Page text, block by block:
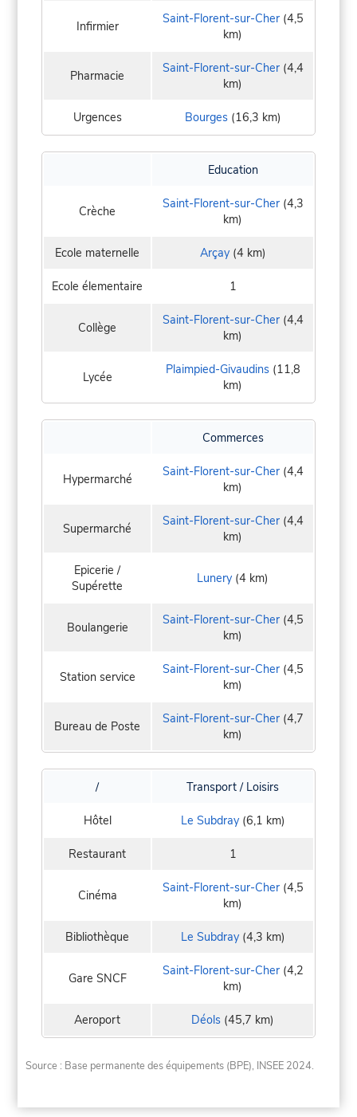
Infirmier Saint-Florent-sur-Cher(4,5
km)
Pharmacie Saint-Florent-sur-Cher(4,4
km)
Urgences Bourges(16,3 km)
Education
Crèche Saint-Florent-sur-Cher(4,3
km)
Ecole maternelle Arçay(4 km)
Ecole élementaire 1
Collège Saint-Florent-sur-Cher(4,4
km)
Lycée Plaimpied-Givaudins(11,8
km)
Commerces
Hypermarché Saint-Florent-sur-Cher(4,4
km)
Supermarché Saint-Florent-sur-Cher(4,4
km)
Epicerie /
Supérette
Lunery (4 km)
Boulangerie Saint-Florent-sur-Cher(4,5
km)
Station service Saint-Florent-sur-Cher(4,5
km)
Bureau de Poste Saint-Florent-sur-Cher(4,7
km)
/ Transport / Loisirs
Hôtel Le Subdray(6,1 km)
Restaurant 1
Cinéma Saint-Florent-sur-Cher(4,5
km)
Bibliothèque Le Subdray(4,3 km)
Gare SNCF Saint-Florent-sur-Cher(4,2
km)
Aeroport Déols (45,7 km)
Source : Base permanente des équipements (BPE), INSEE 2024.